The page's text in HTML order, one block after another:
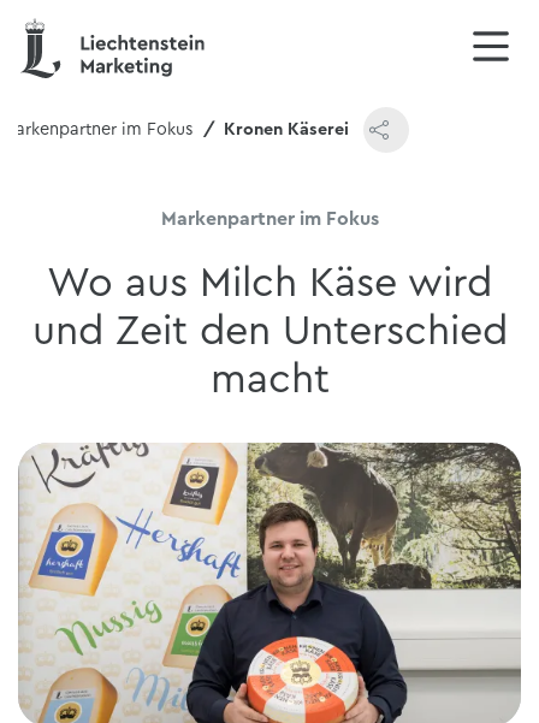
Markenpartner im Fokus Kronen Käserei
Markenpartner im Fokus
Wo aus Milch Käse wird
und Zeit den Unterschied
macht